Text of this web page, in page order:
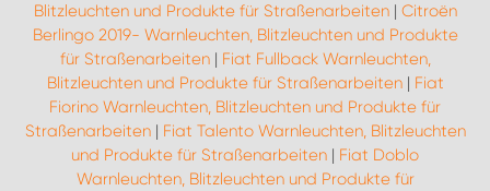
Blitzleuchten und Produkte für Straßenarbeiten| Citroën
Berlingo 2019- Warnleuchten, Blitzleuchten und Produkte
für Straßenarbeiten| Fiat Fullback Warnleuchten,
Blitzleuchten und Produkte für Straßenarbeiten| Fiat
Fiorino Warnleuchten, Blitzleuchten und Produkte für
Straßenarbeiten| Fiat Talento Warnleuchten, Blitzleuchten
und Produkte für Straßenarbeiten | Fiat Doblo
Warnleuchten, Blitzleuchten und Produkte für